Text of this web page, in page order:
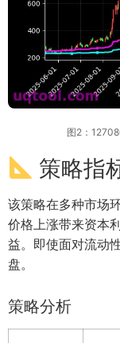
图2：
策略指
该策略在多种市场
价格上涨带来资本
益。即使面对流动
盘。
策略分析